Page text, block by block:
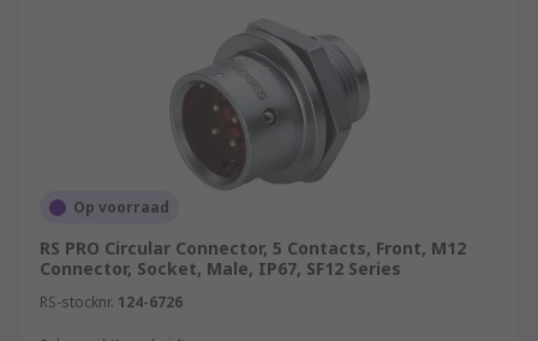
Op voorraad
RS PRO Circular Connector, 5 Contacts, Front, M12
Connector, Socket, Male, IP67, SF12 Series
RS-stocknr. 124-6726